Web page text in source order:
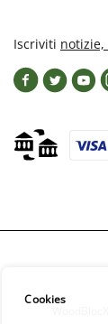
Iscriviti
Cookies